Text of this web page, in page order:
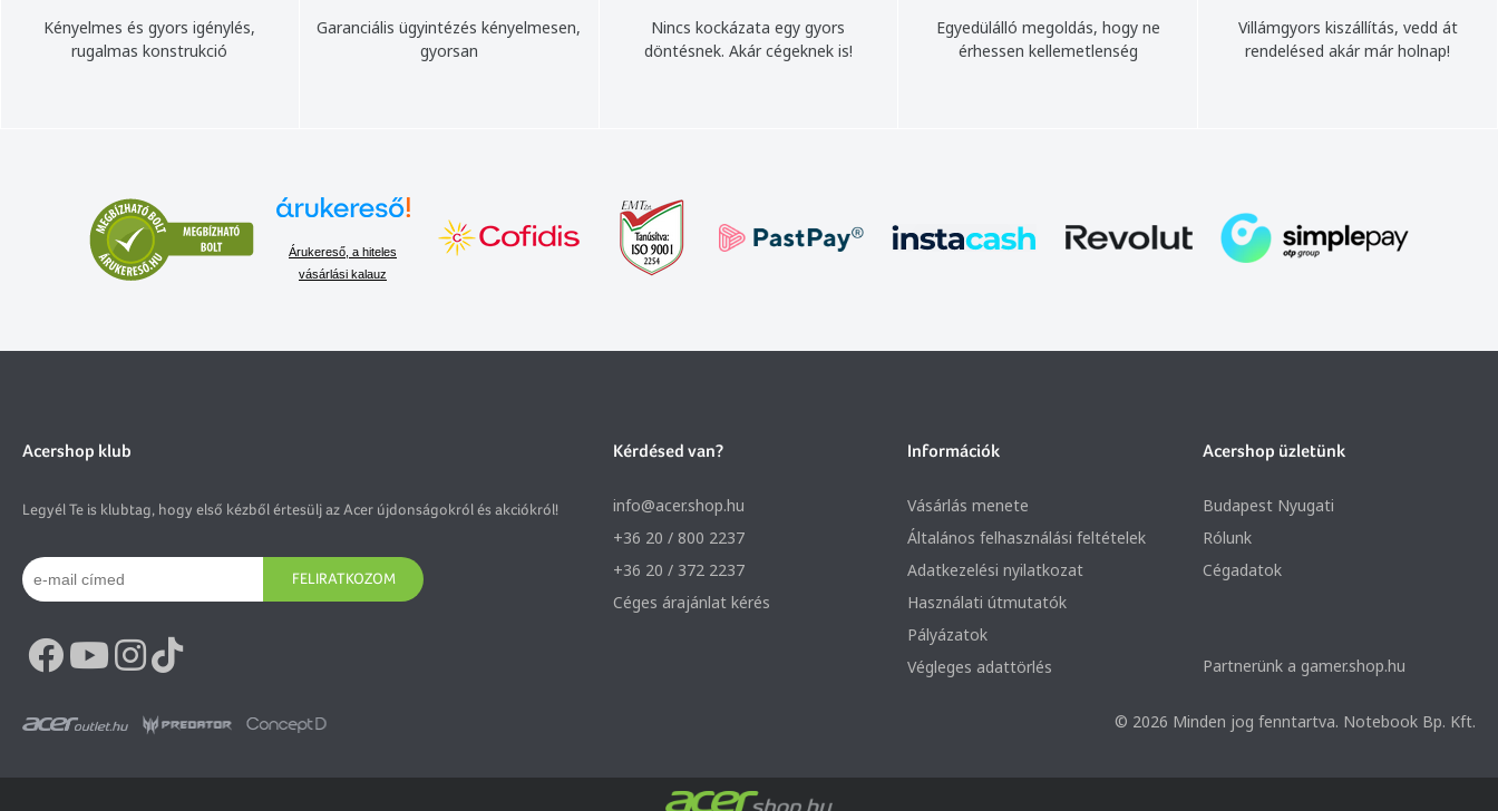
Kényelmes és gyors igénylés,
rugalmas konstrukció
Garanciális ügyintézés kényelmesen,
gyorsan
Nincs kockázata egy gyors
döntésnek. Akár cégeknek is!
Egyedülálló megoldás, hogy ne
érhessen kellemetlenség
Villámgyors kiszállítás, vedd át
rendelésed akár már holnap!
Árukereső, a hiteles
vásárlási kalauz
Acershop klub
Legyél Te is klubtag, hogy első kézből értesülj az Acer újdonságokról és akciókról!
FELIRATKOZOM
Kérdésed van?
info@acer.shop.hu
+36 20 / 800 2237
+36 20 / 372 2237
Céges árajánlat kérés
Információk
Vásárlás menete
Általános felhasználási feltételek
Adatkezelési nyilatkozat
Használati útmutatók
Pályázatok
Végleges adattörlés
Acershop üzletünk
Budapest Nyugati
Rólunk
Cégadatok
Partnerünk a gamer.shop.hu
© 2026 Minden jog fenntartva. Notebook Bp. Kft.